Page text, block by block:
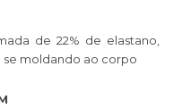
de 22% de elastano,
moldando ao corpo